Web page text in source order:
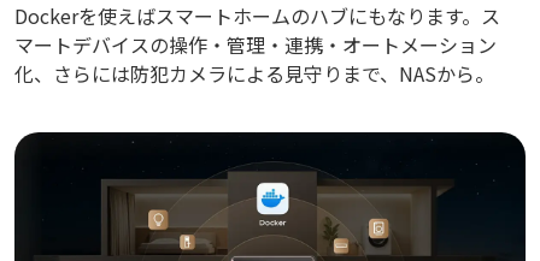
Dockerを使えばスマートホームのハブにもなります。ス
マートデバイスの操作・管理・連携・オートメーション
化、さらには防犯カメラによる見守りまで、NASから。